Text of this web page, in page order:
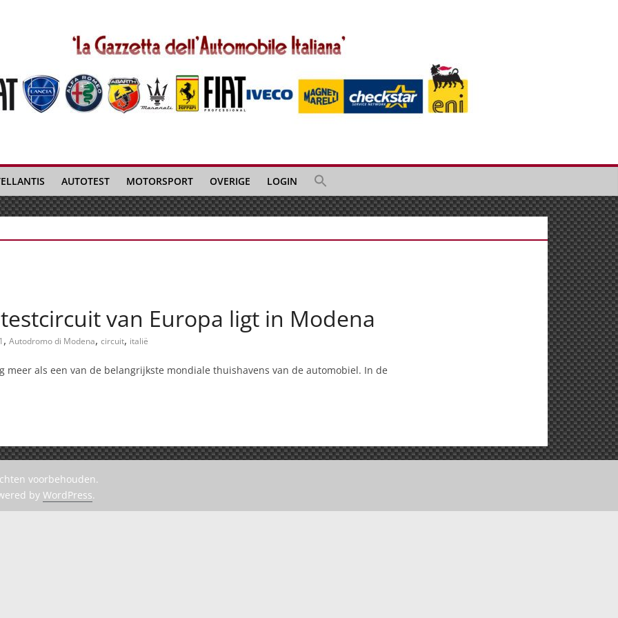
AUTOTEST MOTORSPORT OVERIGE LOGIN
van Europa ligt in Modena
, Autodromo di Modena, circuit, italië
meer als een van de belangrijkste mondiale thuishavens van de automobiel. In de
voorbehouden.
by WordPress.